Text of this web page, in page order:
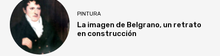
PINTURA
La imagen de Belgrano, un retrato
en construcción